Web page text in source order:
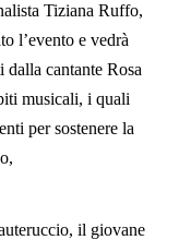
Tiziana Ruffo,
l’evento e vedrà
cantante Rosa
musicali, i quali
per sostenere la
il giovane